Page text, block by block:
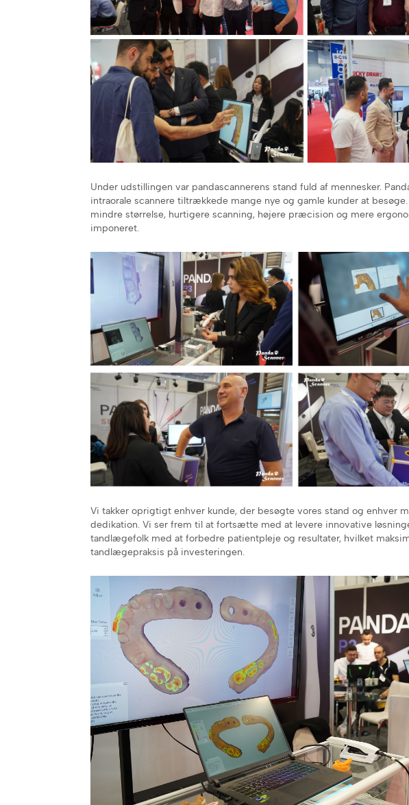
Under udstillingen var pandascannerens stand fuld af mennesker.
intraorale scannere tiltrækkede mange nye og gamle kunder at
mindre størrelse, hurtigere scanning, højere præcision og mere
imponeret.
Vi takker oprigtigt enhver kunde, der besøgte vores stand og enhver
dedikation. Vi ser frem til at fortsætte med at levere innovative
tandlægefolk med at forbedre patientpleje og resultater, hvilket
tandlægepraksis på investeringen.